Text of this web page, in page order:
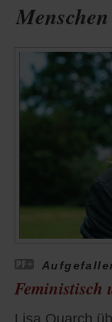
Feministisch